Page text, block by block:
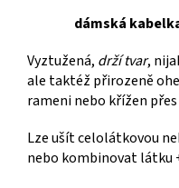
dámská
Vyztužená, drží tvar,
ale taktéž přirozeně
rameni nebo křížen
Lze ušít celolátkovou
nebo kombinovat látku